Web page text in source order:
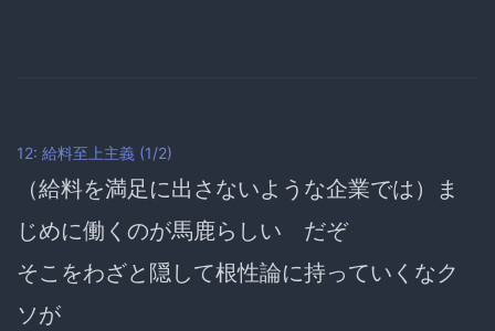
12: 給料至上主義 (1/2)
（給料を満足に出さないような企業では）ま
じめに働くのが馬鹿らしい だぞ
そこをわざと隠して根性論に持っていくなク
ソが